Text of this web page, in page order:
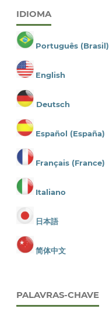
IDIOMA
Português (Brasil)
English
Deutsch
Español (España)
Français (France)
Italiano
日本語
简体中文
PALAVRAS-CHAVE